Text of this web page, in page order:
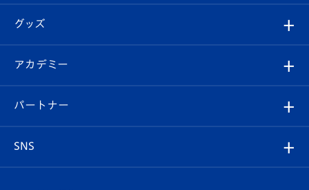
チケット
イベント
メディア
ホームタウン
スタッフプロフィール
マスコット紹介
はじめての観戦ガイド
Revive Team
ヴィヴィくんの長崎おもてなしガイド
フォトギャラリー
スタジアムグルメ
チケット
V-LOVERS（ファンクラブ）
プレイヤーズスイート
グッズ
オンラインショップ
店舗情報
アカデミー
育成からのお知らせ
U-18
パートナー
SNS